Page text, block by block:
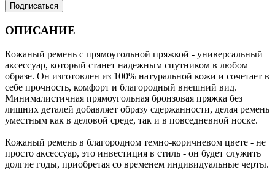
Подписаться
ОПИСАНИЕ
Кожаный ремень с прямоугольной пряжкой - универсальный
аксессуар, который станет надежным спутником в любом
образе. Он изготовлен из 100% натуральной кожи и сочетает в
себе прочность, комфорт и благородный внешний вид.
Минималистичная прямоугольная бронзовая пряжка без
лишних деталей добавляет образу сдержанности, делая ремень
уместным как в деловой среде, так и в повседневной носке.
Кожаный ремень в благородном темно-коричневом цвете - не
просто аксессуар, это инвестиция в стиль - он будет служить
долгие годы, приобретая со временем индивидуальные черты.